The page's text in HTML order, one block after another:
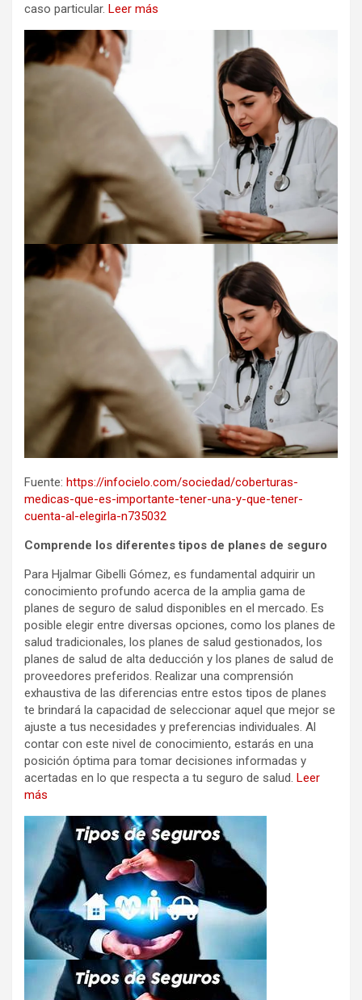
caso particular. Leer más
Fuente: https://infocielo.com/sociedad/coberturas-
medicas-que-es-importante-tener-una-y-que-tener-
cuenta-al-elegirla-n735032
Comprende los diferentes tipos de planes de seguro
Para Hjalmar Gibelli Gómez, es fundamental adquirir un
conocimiento profundo acerca de la amplia gama de
planes de seguro de salud disponibles en el mercado. Es
posible elegir entre diversas opciones, como los planes de
salud tradicionales, los planes de salud gestionados, los
planes de salud de alta deducción y los planes de salud de
proveedores preferidos. Realizar una comprensión
exhaustiva de las diferencias entre estos tipos de planes
te brindará la capacidad de seleccionar aquel que mejor se
ajuste a tus necesidades y preferencias individuales. Al
contar con este nivel de conocimiento, estarás en una
posición óptima para tomar decisiones informadas y
acertadas en lo que respecta a tu seguro de salud. Leer
más